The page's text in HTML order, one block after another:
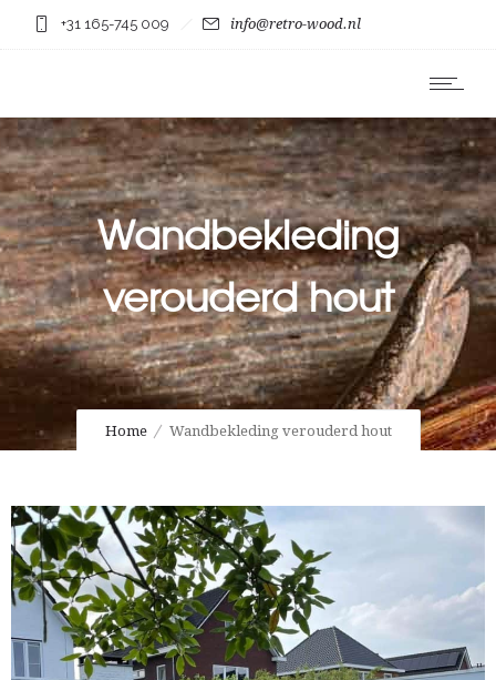
+31 165-745 009 info@retro-wood.nl
Wandbekleding
verouderd hout
Home Wandbekleding verouderd hout